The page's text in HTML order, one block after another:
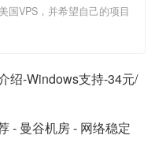
国VPS，并希望自己的项目
绍-Windows支持-34元/
- 曼谷机房 - 网络稳定